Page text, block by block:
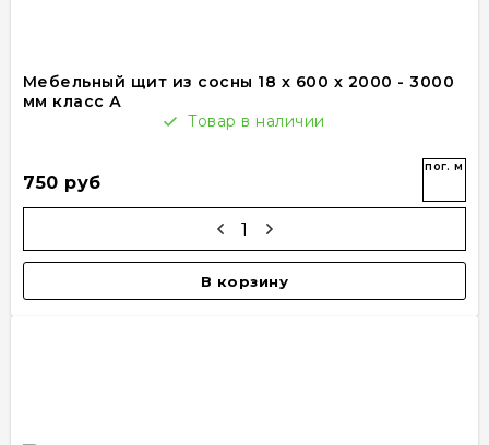
Мебельный щит из сосны 18 х 600 х 2000 - 3000
мм класс А
Товар в наличии
750 руб
пог. м
В корзину